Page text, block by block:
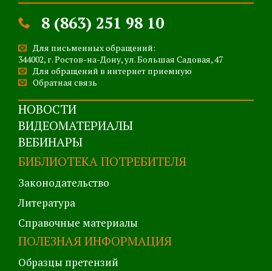
8 (863) 251 98 10
Для письменных обращений:
344002, г. Ростов-на-Дону, ул. Большая Садовая, 47
Для обращений в интернет приемную
Обратная связь
НОВОСТИ
ВИДЕОМАТЕРИАЛЫ
ВЕБИНАРЫ
БИБЛИОТЕКА ПОТРЕБИТЕЛЯ
Законодательство
Литература
Справочные материалы
ПОЛЕЗНАЯ ИНФОРМАЦИЯ
Образцы претензий